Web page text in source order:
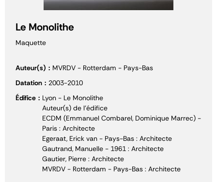
Le Monolithe
Maquette
Auteur(s)
MVRDV - Rotterdam - Pays-Bas
Datation
2003-2010
Édifice
Lyon - Le Monolithe
Auteur(s) de l'édifice
ECDM (Emmanuel Combarel, Dominique Marrec) -
Paris : Architecte
Egeraat, Erick van - Pays-Bas : Architecte
Gautrand, Manuelle - 1961 : Architecte
Gautier, Pierre : Architecte
MVRDV - Rotterdam - Pays-Bas : Architecte